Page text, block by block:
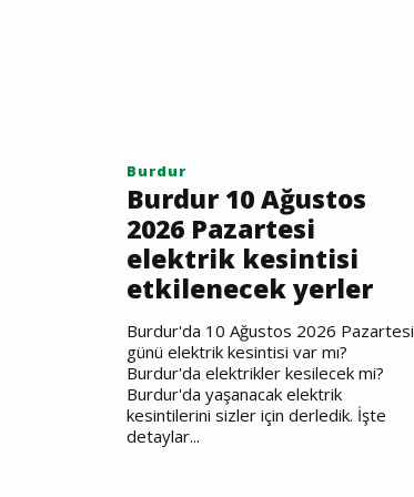
Burdur
Burdur 10 Ağustos
2026 Pazartesi
elektrik kesintisi
etkilenecek yerler
Burdur'da 10 Ağustos 2026 Pazartesi
günü elektrik kesintisi var mı?
Burdur'da elektrikler kesilecek mi?
Burdur'da yaşanacak elektrik
kesintilerini sizler için derledik. İşte
detaylar...